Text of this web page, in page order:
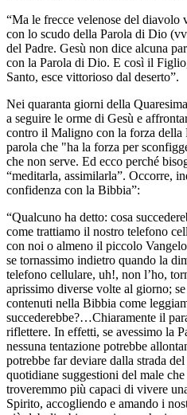
“Ma le frecce velenose del diavolo
con lo scudo della Parola di Dio
del Padre. Gesù non dice alcuna
con la Parola di Dio. E così il
Santo, esce vittorioso dal deserto”.
Nei quaranta giorni della
a seguire le orme di Gesù e
contro il Maligno con la forza della
parola che "ha la forza per
che non serve. Ed ecco perché
“meditarla, assimilarla”. Occorre,
confidenza con la Bibbia”:
“Qualcuno ha detto: cosa
come trattiamo il nostro telefono
con noi o almeno il piccolo
se tornassimo indietro quando la
telefono cellulare, uh!, non l’ho,
aprissimo diverse volte al giorno;
contenuti nella Bibbia come
succederebbe?…Chiaramente il
riflettere. In effetti, se avessimo la
nessuna tentazione potrebbe
potrebbe far deviare dalla strada
quotidiane suggestioni del male
troveremmo più capaci di vivere
Spirito, accogliendo e amando i